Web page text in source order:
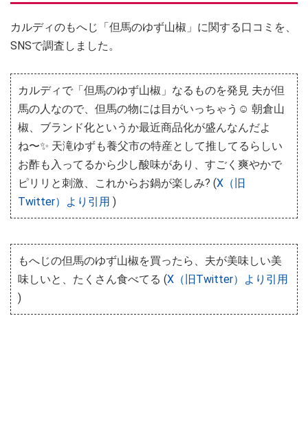
カルディのもへじ「但馬のゆず山椒」に関する口コミを、
SNSで調査しました。
カルディで「但馬のゆず山椒」なるものを発見 夫が但
馬の人なので、但馬の物には目がいっちゃう☺️ 朝倉山
椒、ブランド化というか最近商品化が盛んなんだよ
ね〜✨ 天滝ゆずも養父市の特産として推してるらしい
お酢も入ってるから少し酸味があり、すごく爽やかで
ピリリと刺激、これからお鍋が楽しみ? (X（旧
Twitter）より引用 )
もへじの但馬のゆず山椒を買ったら、夫が美味しい美
味しいと、たくさん食べてる (X（旧Twitter）より引用
)